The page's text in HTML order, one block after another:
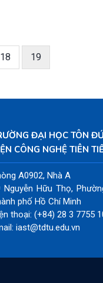
Page
18
Trang
19
ĐẠI HỌC TÔN
CÔNG NGHỆ TIÊN
A0902, Nhà A
Nguyễn Hữu Thọ,
phố Hồ Chí Minh
thoại: (+84) 28 3 7755
iast@tdtu.edu.vn